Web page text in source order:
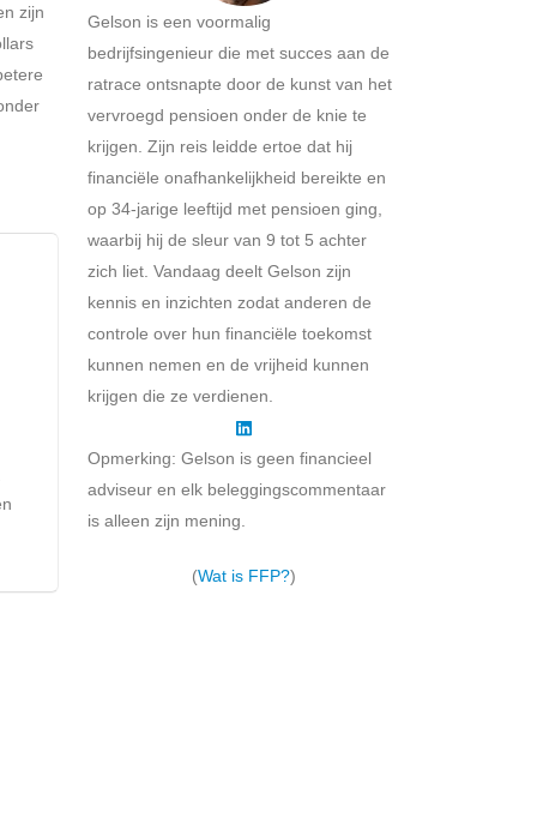
zijn
Gelson is een voormalig
bedrijfsingenieur die met succes aan de
ratrace ontsnapte door de kunst van het
vervroegd pensioen onder de knie te
krijgen. Zijn reis leidde ertoe dat hij
financiële onafhankelijkheid bereikte en
op 34-jarige leeftijd met pensioen ging,
waarbij hij de sleur van 9 tot 5 achter
zich liet. Vandaag deelt Gelson zijn
kennis en inzichten zodat anderen de
controle over hun financiële toekomst
kunnen nemen en de vrijheid kunnen
krijgen die ze verdienen.
Opmerking: Gelson is geen financieel
adviseur en elk beleggingscommentaar
is alleen zijn mening.
(Wat is FFP?)